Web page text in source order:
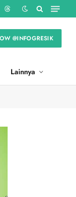
Threads
@INFOGRESIK
Lainnya